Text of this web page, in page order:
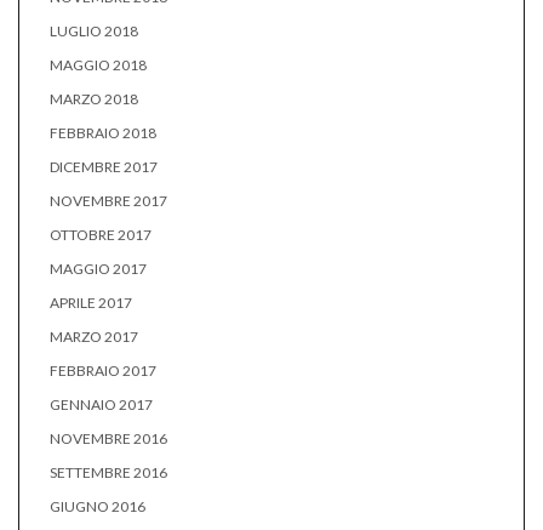
LUGLIO 2018
MAGGIO 2018
MARZO 2018
FEBBRAIO 2018
DICEMBRE 2017
NOVEMBRE 2017
OTTOBRE 2017
MAGGIO 2017
APRILE 2017
MARZO 2017
FEBBRAIO 2017
GENNAIO 2017
NOVEMBRE 2016
SETTEMBRE 2016
GIUGNO 2016